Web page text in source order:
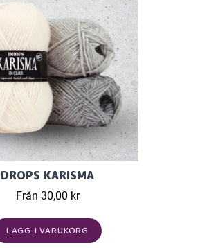
DROPS KARISMA
Från 30,00 kr
LÄGG I VARUKORG